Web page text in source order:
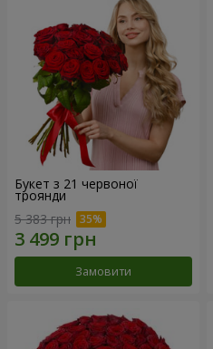
Букет з 21 червоної
троянди
5 383 грн
Замовити